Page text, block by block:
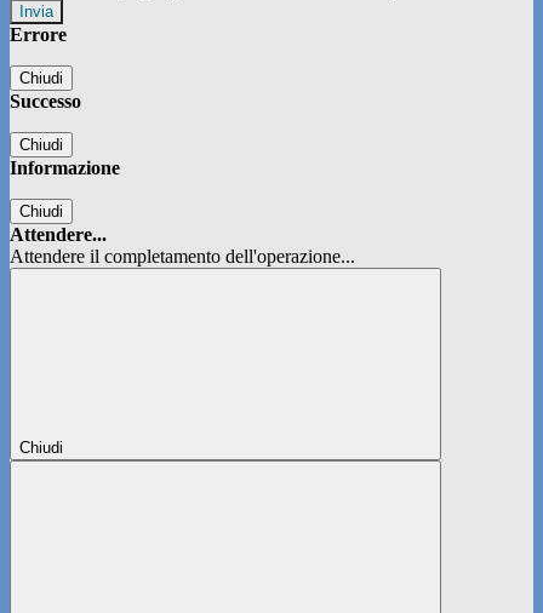
Errore
Chiudi
Successo
Chiudi
Informazione
Chiudi
Attendere...
Attendere il completamento dell'operazione...
Chiudi